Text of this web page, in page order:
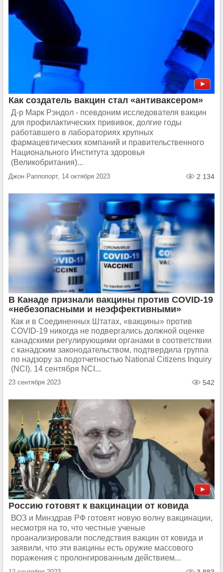
Как создатель вакцин стал «антиваксером»
Д-р Марк Рэндол - псевдоним исследователя вакцин
для профилактических прививок, долгие годы
работавшего в лабораториях крупных
фармацевтических компаний и правительственного
Национального Института здоровья
(Великобритания)...
Джон Раппопорт, 14 октября 2023 2 134
В Канаде признали вакцины против COVID-19
«небезопасными и неэффективными»
Как и в Соединенных Штатах, «вакцины» против
COVID-19 никогда не подвергались должной оценке
канадскими регулирующими органами в соответствии
с канадским законодательством, подтвердила группа
по надзору за подотчетностью National Citizens Inquiry
(NCI). 14 сентября NCI...
23 сентября 2023 542
Россию готовят к вакцинации от ковида
ВОЗ и Минздрав РФ готовят новую волну вакцинации,
несмотря на то, что честные ученые
проанализировали последствия вакцин от ковида и
заявили, что эти вакцины есть оружие массового
поражения с пролонгированным действием...